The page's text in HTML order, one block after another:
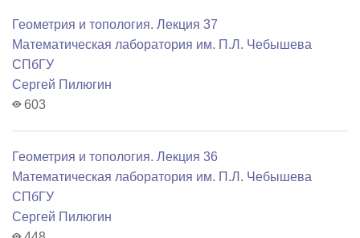
Геометрия и топология. Лекция 37
Математичеcкая лаборатория им. П.Л. Чебышева
СПбГУ
Сергей Пилюгин
603
Геометрия и топология. Лекция 36
Математичеcкая лаборатория им. П.Л. Чебышева
СПбГУ
Сергей Пилюгин